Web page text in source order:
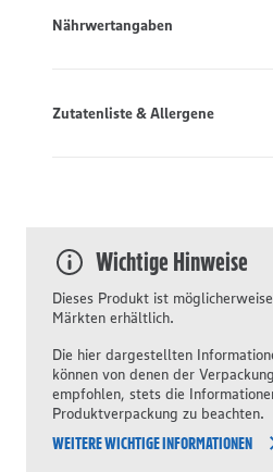
Nährwertangaben
Zutatenliste & Allergene
Wichtige Hinweise
Dieses Produkt ist
Märkten erhältlich.
Die hier dargestellten
können von denen der
empfohlen, stets die
Produktverpackung zu beachten.
WEITERE WICHTIGE INFORMATIONEN